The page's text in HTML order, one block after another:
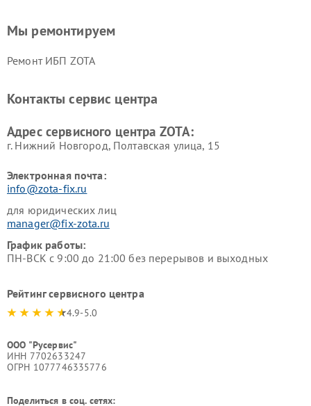
Мы ремонтируем
Ремонт ИБП ZOTA
Контакты сервис центра
Адрес сервисного центра ZOTA:
г. Нижний Новгород, Полтавская улица, 15
Электронная почта:
info@zota-fix.ru
для юридических лиц
manager@fix-zota.ru
График работы:
ПН-ВСК с 9:00 до 21:00 без перерывов и выходных
Рейтинг сервисного центра
4.9-5.0
ООО "Русервис"
ИНН 7702633247
ОГРН 1077746335776
Поделиться в соц. сетях: